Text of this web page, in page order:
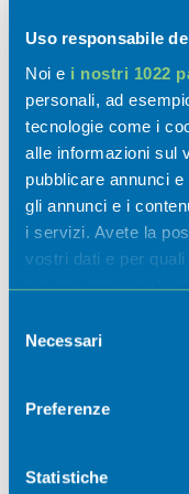
Uso responsabile
Noi e i nostri 1022
personali, ad
tecnologie come i
alle informazioni sul
pubblicare annunci
gli annunci e i
i servizi. Avete la
vostri dati e per
privacy sono
modificare o
momento dalla
raccogliere
delNecessari
Preferenze
Statistiche
Attività